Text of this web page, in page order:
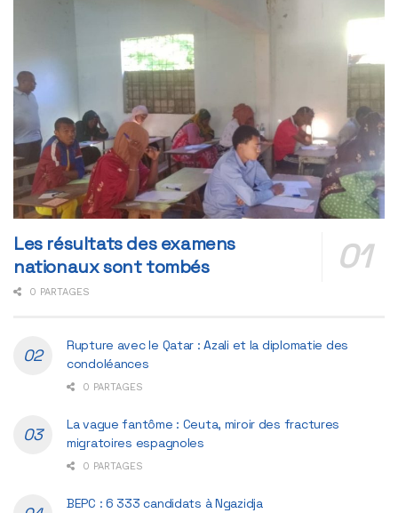
Les résultats des examens
nationaux sont tombés
0 PARTAGES
Rupture avec le Qatar : Azali et la diplomatie des
condoléances
0 PARTAGES
La vague fantôme : Ceuta, miroir des fractures
migratoires espagnoles
0 PARTAGES
BEPC : 6 333 candidats à Ngazidja